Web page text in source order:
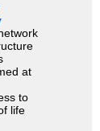
at
to
life